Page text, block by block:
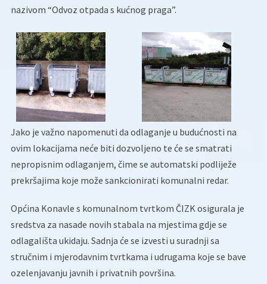
nazivom “Odvoz otpada s kućnog praga”.
Jako je važno napomenuti da odlaganje u budućnosti na
ovim lokacijama neće biti dozvoljeno te će se smatrati
nepropisnim odlaganjem, čime se automatski podliježe
prekršajima koje može sankcionirati komunalni redar.
Općina Konavle s komunalnom tvrtkom ČIZK osigurala je
sredstva za nasade novih stabala na mjestima gdje se
odlagališta ukidaju. Sadnja će se izvesti u suradnji sa
stručnim i mjerodavnim tvrtkama i udrugama koje se bave
ozelenjavanju javnih i privatnih površina.